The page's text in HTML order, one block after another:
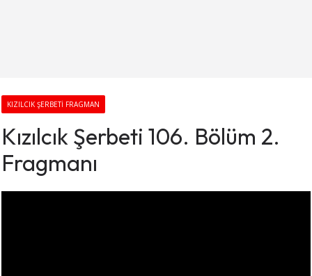
KIZILCIK ŞERBETI FRAGMAN
Kızılcık Şerbeti 106. Bölüm 2.
Fragmanı